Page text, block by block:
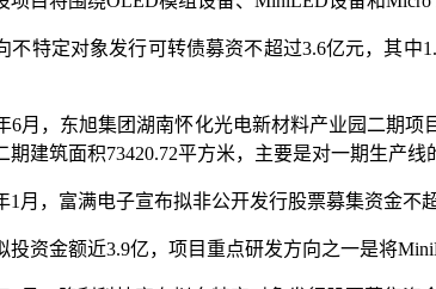
不特定对象发行可转债募资不超过3.6亿元，其
6月，东旭集团湖南怀化光电新材料产业园二期
建筑面积73420.72平方米，主要是对一期生产线
1月，富满电子宣布拟非公开发行股票募集资金不
投资金额近3.9亿，项目重点研发方向之一是将